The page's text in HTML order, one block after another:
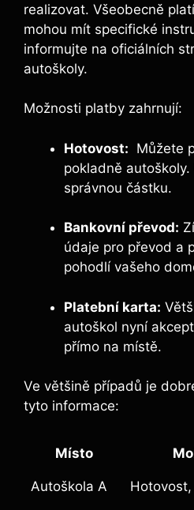
realizovat. Všeobecně
mohou ⁣mít specifické
informujte na ⁣oficiálních
autoškoly.
Možnosti⁤ platby zahrnují:
Hotovost:
Můžete
pokladně
správnou částku.
Bankovní ⁢převod:
údaje pro převod a
pohodlí vašeho
Platební⁢ karta:
autoškol nyní​
přímo na ⁣místě.
Ve většině případů je
tyto⁤ informace:
Místo
Autoškola A